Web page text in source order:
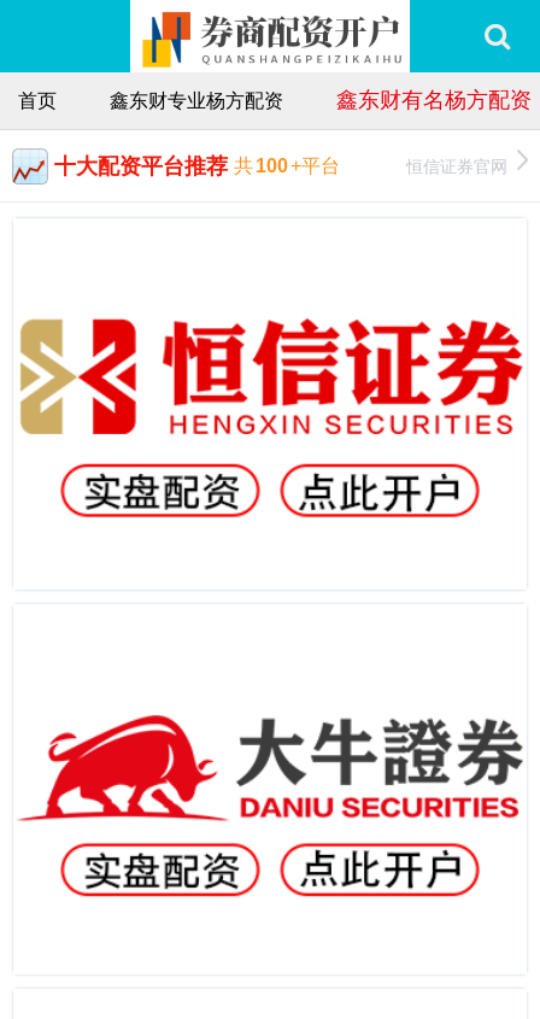
首页 鑫东财专业杨方配资 鑫东财有名杨方配资
十大配资平台推荐 共100+平台 恒信证券官网